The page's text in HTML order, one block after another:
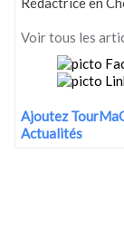
Voir tous les
Ajoutez
Actualités